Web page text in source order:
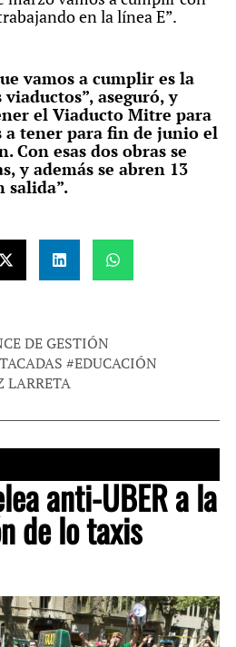
en la línea E”.
vamos a cumplir es la
aseguró, y
el Viaducto Mitre para
tener para fin de junio el
Con esas dos obras se
y además se abren 13
salida”.
DE GESTIÓN
#EDUCACIÓN
LARRETA
anti-UBER a la
de lo taxis